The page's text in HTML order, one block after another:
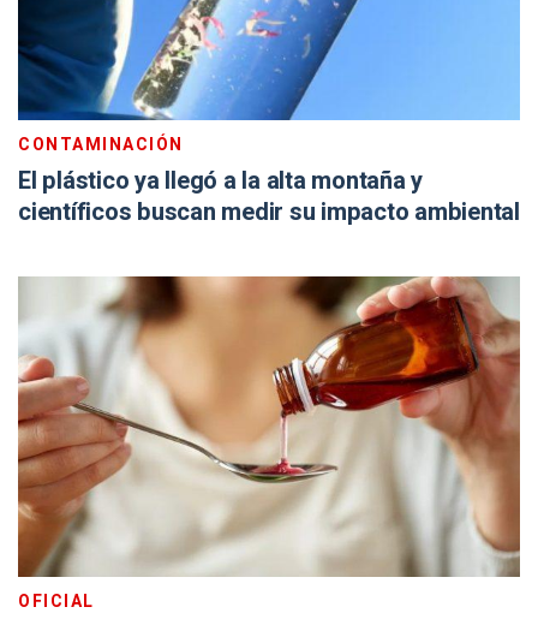
CONTAMINACIÓN
El plástico ya llegó a la alta montaña y
científicos buscan medir su impacto ambiental
OFICIAL